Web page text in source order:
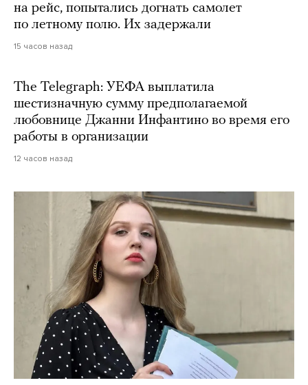
на рейс, попытались догнать самолет
по летному полю. Их задержали
15 часов назад
The Telegraph: УЕФА выплатила
шестизначную сумму предполагаемой
любовнице Джанни Инфантино во время его
работы в организации
12 часов назад